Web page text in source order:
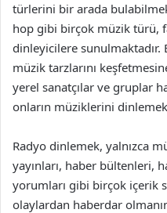
türlerini bir arada
hop gibi birçok müzik türü,
dinleyicilere
müzik tarzlarını
yerel sanatçılar ve gruplar
onların müziklerini
Radyo dinlemek, yalnızca
yayınları, haber bültenleri,
yorumları gibi birçok içerik
olaylardan haberdar